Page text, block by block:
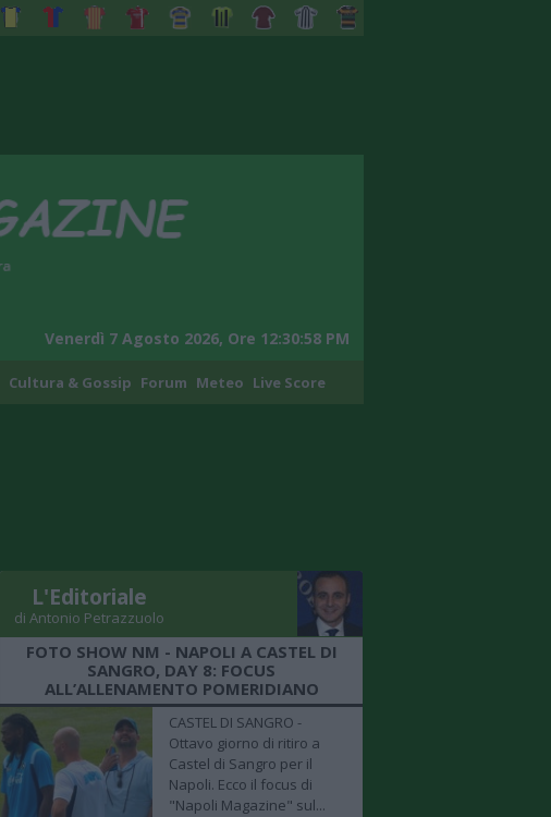
Venerdì 7 Agosto 2026, Ore 12:30:59 PM
Cultura & Gossip Forum Meteo Live Score
L'Editoriale
di Antonio Petrazzuolo
FOTO SHOW NM - NAPOLI A CASTEL DI
SANGRO, DAY 8: FOCUS
ALL’ALLENAMENTO POMERIDIANO
CASTEL DI SANGRO -
Ottavo giorno di ritiro a
Castel di Sangro per il
Napoli. Ecco il focus di
"Napoli Magazine" sul...